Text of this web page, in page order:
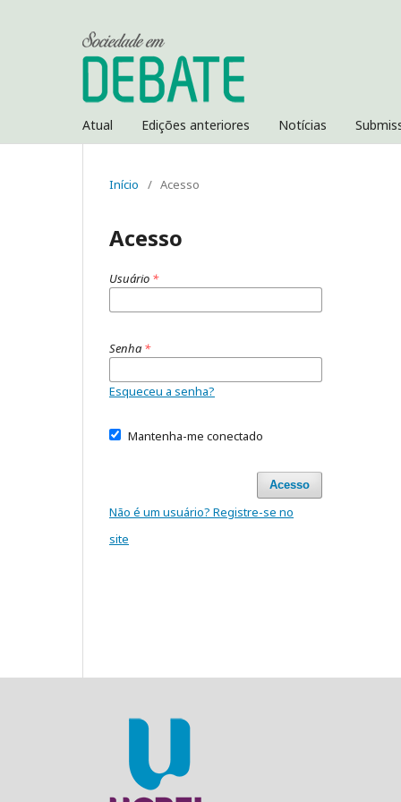
Atual Edições anteriores Notícias
Início / Acesso
Acesso
Usuário *
Senha *
Esqueceu a senha?
Mantenha-me conectado
Acesso
Não é um usuário? Registre-se no
site